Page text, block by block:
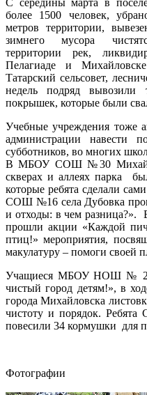
С середины марта в
более 1500 человек,
метров территории,
зимнего мусора
территории рек,
Пелагиаде и
Татарский сельсовет,
недель подряд вывозили
покрышек, которые были
Учебные учреждения тоже
администрации навести
субботников, во многих
В МБОУ СОШ №30
скверах и аллеях парка
которые ребята сделали
СОШ №16 села Дубовка
и отходы: в чем
прошли акции «Каждой
птиц!» мероприятия,
макулатуру – помоги своей
Учащиеся МБОУ НОШ № 24
чистый город детям!», в
города Михайловска
чистоту и порядок.
повесили 34 кормушки для
Фотографии